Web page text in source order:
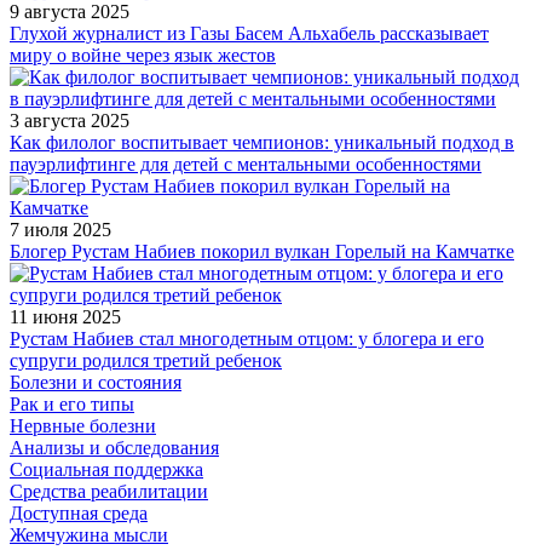
9 августа 2025
Глухой журналист из Газы Басем Альхабель рассказывает
миру о войне через язык жестов
3 августа 2025
Как филолог воспитывает чемпионов: уникальный подход в
пауэрлифтинге для детей с ментальными особенностями
7 июля 2025
Блогер Рустам Набиев покорил вулкан Горелый на Камчатке
11 июня 2025
Рустам Набиев стал многодетным отцом: у блогера и его
супруги родился третий ребенок
Болезни и состояния
Рак и его типы
Нервные болезни
Анализы и обследования
Социальная поддержка
Средства реабилитации
Доступная среда
Жемчужина мысли